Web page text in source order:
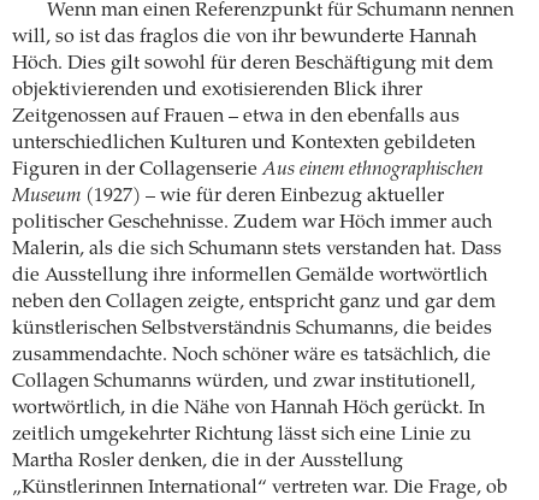
Wenn man einen Referenzpunkt für Schumann nennen
will, so ist das fraglos die von ihr bewunderte Hannah
Höch. Dies gilt sowohl für deren Beschäftigung mit dem
objektivierenden und exotisierenden Blick ihrer
Zeitgenossen auf Frauen – etwa in den ebenfalls aus
unterschiedlichen Kulturen und Kontexten gebildeten
Figuren in der CollagenserieAus einem ethnographischen
Museum (1927) – wie für deren Einbezug aktueller
politischer Geschehnisse. Zudem war Höch immer auch
Malerin, als die sich Schumann stets verstanden hat. Dass
die Ausstellung ihre informellen Gemälde wortwörtlich
neben den Collagen zeigte, entspricht ganz und gar dem
künstlerischen Selbstverständnis Schumanns, die beides
zusammendachte. Noch schöner wäre es tatsächlich, die
Collagen Schumanns würden, und zwar institutionell,
wortwörtlich, in die Nähe von Hannah Höch gerückt. In
zeitlich umgekehrter Richtung lässt sich eine Linie zu
Martha Rosler denken, die in der Ausstellung
„Künstlerinnen International“ vertreten war. Die Frage, ob